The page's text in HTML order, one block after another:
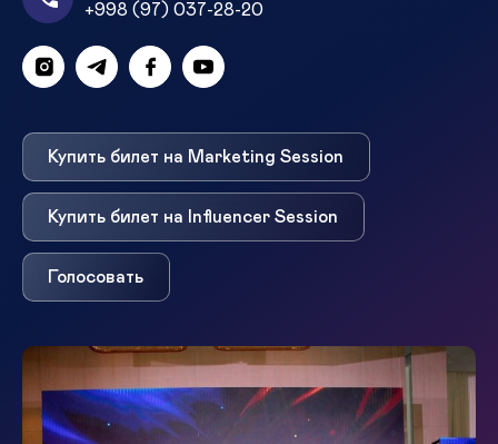
+998 (97) 037-28-20
Купить билет на Marketing Session
Купить билет на Influencer Session
Голосовать